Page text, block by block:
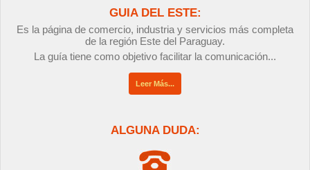
GUIA DEL ESTE:
Es la página de comercio, industria y servicios más completa
de la región Este del Paraguay.
La guía tiene como objetivo facilitar la comunicación...
Leer Más...
ALGUNA DUDA: